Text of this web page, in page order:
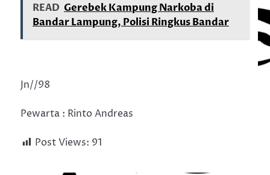
READ Gerebek Kampung Narkoba di
Bandar Lampung, Polisi Ringkus Bandar
Jn//98
Pewarta : Rinto Andreas
Post Views: 91